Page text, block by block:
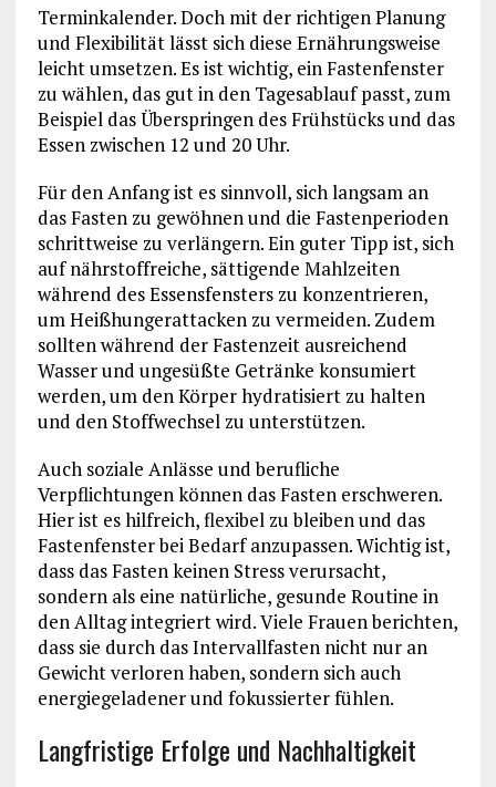
Terminkalender. Doch mit der richtigen Planung
und Flexibilität lässt sich diese Ernährungsweise
leicht umsetzen. Es ist wichtig, ein Fastenfenster
zu wählen, das gut in den Tagesablauf passt, zum
Beispiel das Überspringen des Frühstücks und das
Essen zwischen 12 und 20 Uhr.
Für den Anfang ist es sinnvoll, sich langsam an
das Fasten zu gewöhnen und die Fastenperioden
schrittweise zu verlängern. Ein guter Tipp ist, sich
auf nährstoffreiche, sättigende Mahlzeiten
während des Essensfensters zu konzentrieren,
um Heißhungerattacken zu vermeiden. Zudem
sollten während der Fastenzeit ausreichend
Wasser und ungesüßte Getränke konsumiert
werden, um den Körper hydratisiert zu halten
und den Stoffwechsel zu unterstützen.
Auch soziale Anlässe und berufliche
Verpflichtungen können das Fasten erschweren.
Hier ist es hilfreich, flexibel zu bleiben und das
Fastenfenster bei Bedarf anzupassen. Wichtig ist,
dass das Fasten keinen Stress verursacht,
sondern als eine natürliche, gesunde Routine in
den Alltag integriert wird. Viele Frauen berichten,
dass sie durch das Intervallfasten nicht nur an
Gewicht verloren haben, sondern sich auch
energiegeladener und fokussierter fühlen.
Langfristige Erfolge und Nachhaltigkeit